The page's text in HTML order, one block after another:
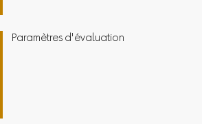
Paramètres d'évaluation